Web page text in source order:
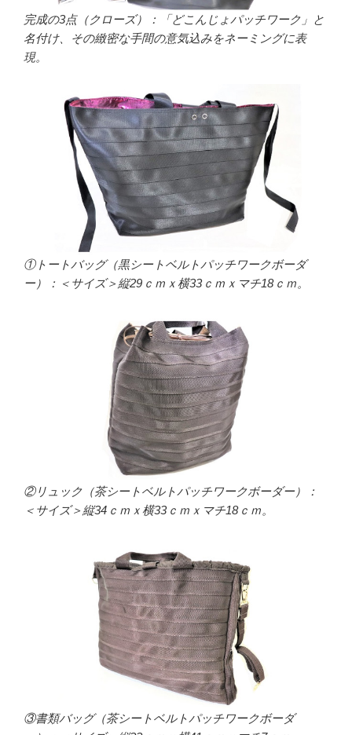
完成の3点（クローズ）：「どこんじょパッチワーク」と
名付け、その緻密な手間の意気込みをネーミングに表
現。
①トートバッグ（黒シートベルトパッチワークボーダ
ー）：＜サイズ＞縦29ｃｍｘ横33ｃｍｘマチ18ｃｍ。
②リュック（茶シートベルトパッチワークボーダー）：
＜サイズ＞縦34ｃｍｘ横33ｃｍｘマチ18ｃｍ。
③書類バッグ（茶シートベルトパッチワークボーダ